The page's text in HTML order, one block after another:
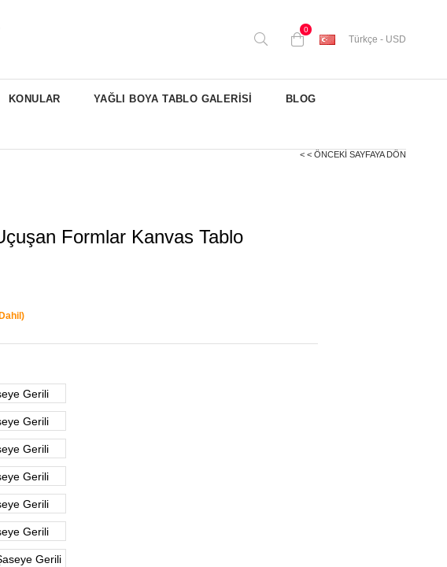
0
Türkçe - USD
KONULAR YAĞLI BOYA TABLO GALERİSİ BLOG
< < ÖNCEKI SAYFAYA DÖN
Formlar Kanvas Tablo
Gerili
Gerili
Gerili
Gerili
Gerili
Gerili
Gerili